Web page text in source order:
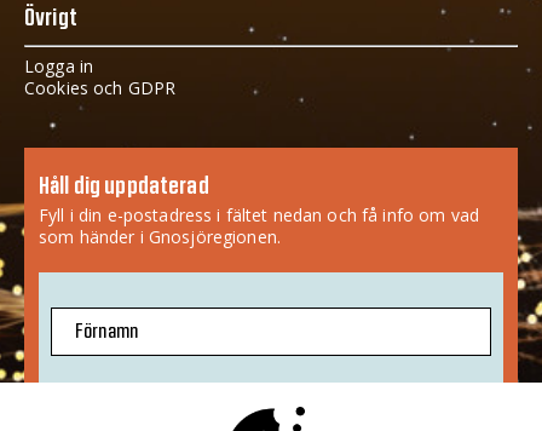
Övrigt
Logga in
Cookies och GDPR
Håll dig uppdaterad
Fyll i din e-postadress i fältet nedan och få info om vad
som händer i Gnosjöregionen.
Förnamn